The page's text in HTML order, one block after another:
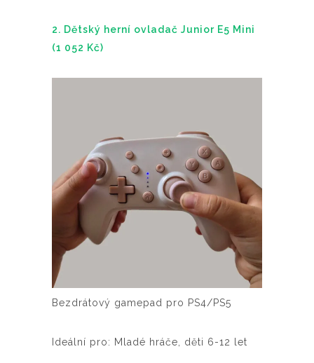
2. Dětský herní ovladač Junior E5 Mini
(1 052 Kč)
Bezdrátový gamepad pro PS4/PS5
Ideální pro: Mladé hráče, děti 6-12 let